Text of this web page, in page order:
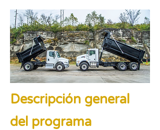
Descripción general
del programa